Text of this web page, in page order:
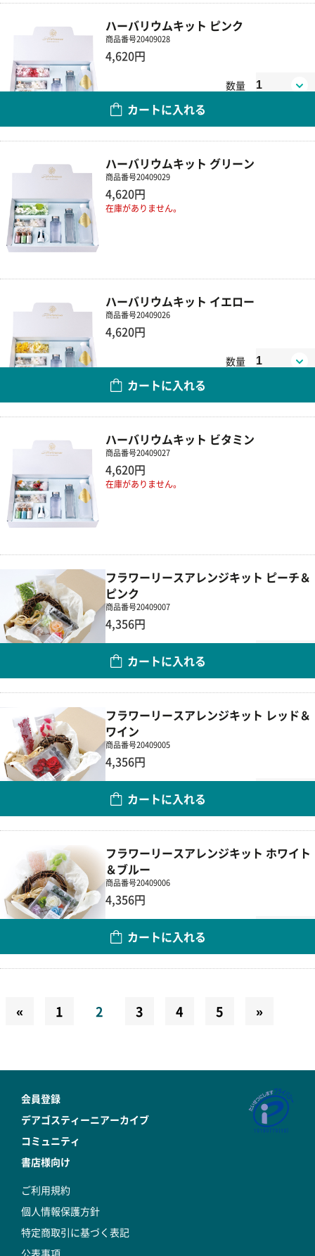
ハーバリウムキット ピンク
商品番号20409028
4,620円
数量
カートに入れる
ハーバリウムキット グリーン
商品番号20409029
4,620円
在庫がありません。
ハーバリウムキット イエロー
商品番号20409026
4,620円
数量
カートに入れる
ハーバリウムキット ビタミン
商品番号20409027
4,620円
在庫がありません。
フラワーリースアレンジキット ピーチ＆
ピンク
商品番号20409007
4,356円
カートに入れる
フラワーリースアレンジキット レッド＆
ワイン
商品番号20409005
4,356円
カートに入れる
フラワーリースアレンジキット ホワイト
＆ブルー
商品番号20409006
4,356円
カートに入れる
« 1 2 3 4 5 »
会員登録
デアゴスティーニアーカイブ
コミュニティ
書店様向け
ご利用規約
個人情報保護方針
特定商取引に基づく表記
公表事項